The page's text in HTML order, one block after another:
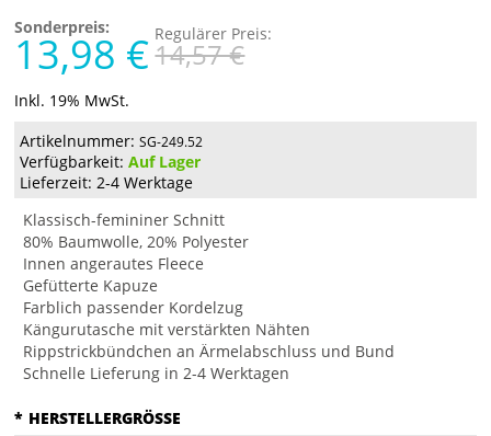
Sonderpreis:
13,98 € Regulärer Preis:
14,57 €
Inkl. 19% MwSt.
Artikelnummer: SG-249.52
Verfügbarkeit:Auf Lager
Lieferzeit: 2-4 Werktage
Klassisch-femininer Schnitt
80% Baumwolle, 20% Polyester
Innen angerautes Fleece
Gefütterte Kapuze
Farblich passender Kordelzug
Kängurutasche mit verstärkten Nähten
Rippstrickbündchen an Ärmelabschluss und Bund
Schnelle Lieferung in 2-4 Werktagen
* HERSTELLERGRÖSSE